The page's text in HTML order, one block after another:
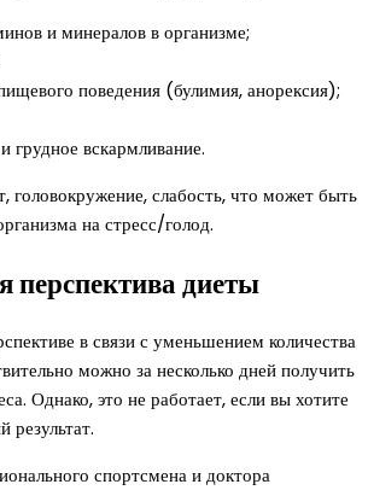
и минералов в организме;
поведения (булимия, анорексия);
грудное вскармливание.
головокружение, слабость, что может быть
на стресс/голод.
перспектива диеты
в связи с уменьшением количества
можно за несколько дней получить
Однако, это не работает, если вы хотите
результат.
спортсмена и доктора